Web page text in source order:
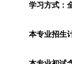
学习方式：
本专业招生